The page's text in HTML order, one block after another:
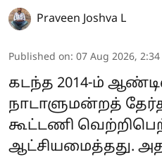
Praveen Joshva L
Published on: 07 Aug 2026, 2:34
கடந்த 2014-ம்
நாடாளுமன்றத்
கூட்டணி
ஆட்சியமைத்தது.